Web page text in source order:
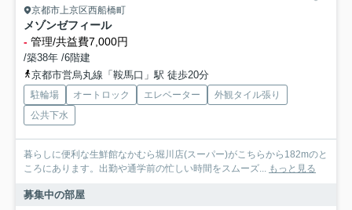
京都市上京区西船橋町
メゾンゼフィール
- 管理/共益費7,000円
/築38年 /6階建
京都市営烏丸線「鞍馬口」駅 徒歩20分
駐輪場 オートロック エレベーター
外観タイル張り
公共下水
暮らしに便利な生鮮館なかむら堀川店(スーパー)がこちらから182mのと
ころにあります。出勤や通学前の忙しい時間をスムーズ... もっと見る
募集中の部屋